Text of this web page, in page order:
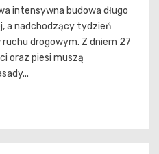
intensywna budowa długo
a nadchodzący tydzień
drogowym. Z dniem 27
oraz piesi muszą